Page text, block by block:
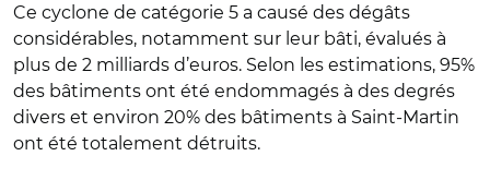
Ce cyclone de catégorie 5 a causé des dégâts
considérables, notamment sur leur bâti, évalués à
plus de 2 milliards d’euros. Selon les estimations, 95%
des bâtiments ont été endommagés à des degrés
divers et environ 20% des bâtiments à Saint-Martin
ont été totalement détruits.